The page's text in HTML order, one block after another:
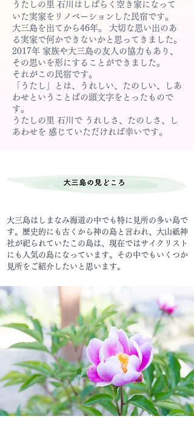
うたしの里 石川はしばらく空き家になって
いた実家をリノベーションした民宿です。
大三島を出てから46年。 大切な思い出のあ
る実家で何かできないかと思ってきました。
2017年 家族や大三島の友人の協力もあり、
その思いを形にすることができました。
それがこの民宿です。
「うたし」とは、うれしい、たのしい、しあ
わせということばの頭文字をとったもので
す。
うたしの里 石川で うれしさ、たのしさ、し
あわせを 感じていただければ幸いです。
大三島はしまなみ海道の中でも特に見所の多い島で
す。歴史的にも古くから神の島と言われ、大山祇神
社が祀られていたこの島は、現在ではサイクリスト
にも人気の島になっています。その中でもいくつか
見所をご紹介したいと思います。